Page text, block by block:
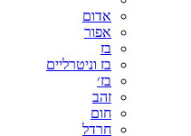
אדום
אפור
בז
בז וניטרליים
בז׳
זהב
חום
חרדל